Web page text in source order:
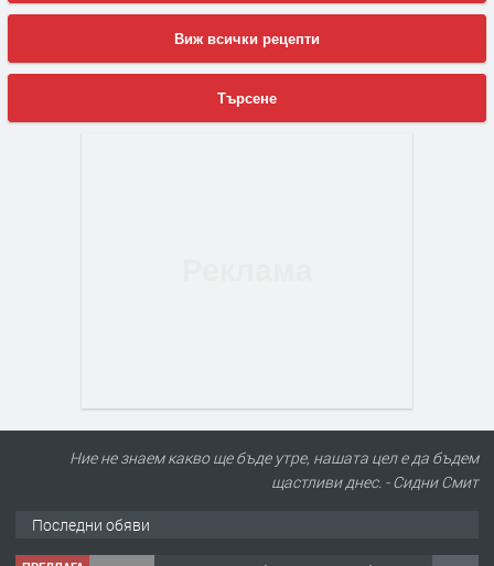
Виж всички рецепти
Търсене
Ние не знаем какво ще бъде утре, нашата цел е да бъдем
щастливи днес. - Сидни Смит
Последни обяви